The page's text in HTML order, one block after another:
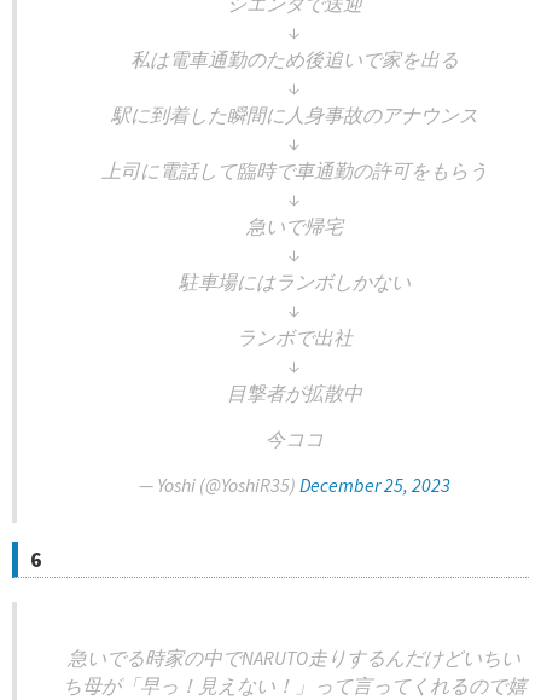
↓
私は電車通勤のため後追いで家を出る
↓
駅に到着した瞬間に人身事故のアナウンス
↓
上司に電話して臨時で車通勤の許可をもらう
↓
急いで帰宅
↓
駐車場にはランボしかない
↓
ランボで出社
↓
目撃者が拡散中
今ココ
— Yoshi (@YoshiR35) December 25, 2023
6
急いでる時家の中でNARUTO走りするんだけどいちい
ち母が「早っ！見えない！」って言ってくれるので嬉